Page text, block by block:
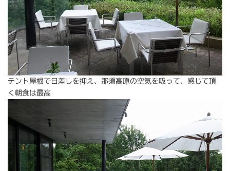
テント屋根で日差しを抑え、那須高原の空気を吸って、感じて頂
く朝食は最高